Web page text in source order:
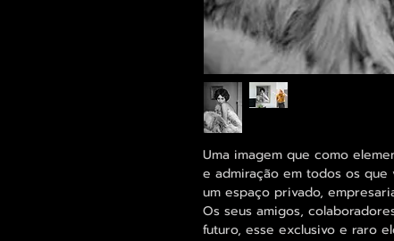
Uma imagem que como
e admiração em todos os
um espaço privado,
Os seus amigos,
futuro, esse exclusivo e raro